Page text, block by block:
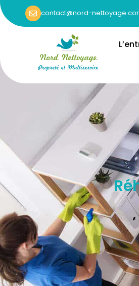
contact@nord-